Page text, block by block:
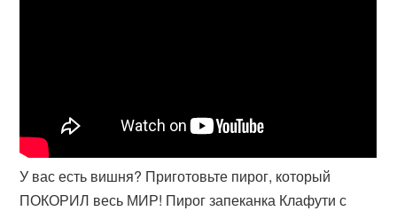
У вас есть вишня? Приготовьте пирог, который
ПОКОРИЛ весь МИР! Пирог запеканка Клафути с